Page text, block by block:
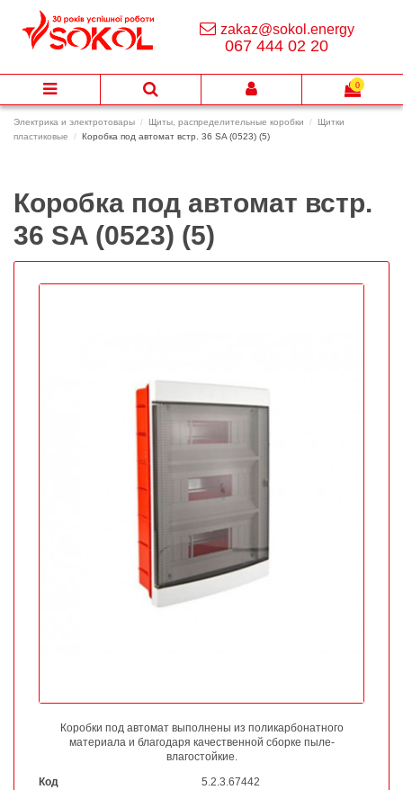
Электрика и электротовары Щиты, распределительные коробки
Щитки
пластиковые
Коробка под автомат встр. 36 SA (0523) (5)
Коробка под автомат встр.
36 SA (0523) (5)
Коробки под автомат выполнены из поликарбонатного
материала и благодаря качественной сборке пыле-
влагостойкие.
Код
5.2.3.67442
zakaz@sokol.energy
067 444 02 20
0